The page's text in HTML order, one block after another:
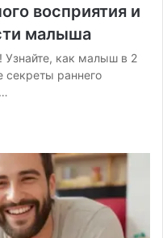
восприятия и
малыша
Узнайте, как малыш в 2
секреты раннего